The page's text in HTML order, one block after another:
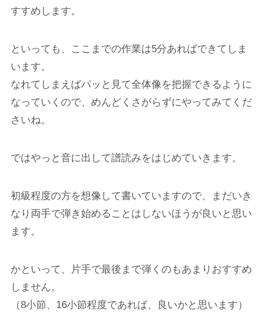
すすめします。
といっても、ここまでの作業は5分あればできてしま
います。
なれてしまえばパッと見て全体像を把握できるように
なっていくので、めんどくさがらずにやってみてくだ
さいね。
ではやっと音に出して譜読みをはじめていきます。
初級程度の方を想像して書いていますので、まだいき
なり両手で弾き始めることはしないほうが良いと思い
ます。
かといって、片手で最後まで弾くのもあまりおすすめ
しません。
（8小節、16小節程度であれば、良いかと思います）